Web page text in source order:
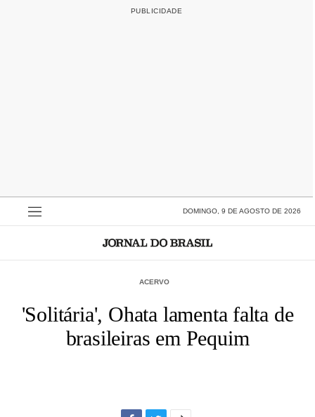
DOMINGO, 9 DE AGOSTO DE 2026
ACERVO
'Solitária', Ohata lamenta falta de
brasileiras em Pequim